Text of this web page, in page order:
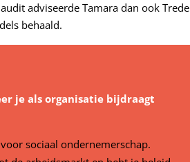
adviseerde Tamara dan ook Trede
behaald.
je als organisatie bijdraagt
sociaal ondernemerschap.